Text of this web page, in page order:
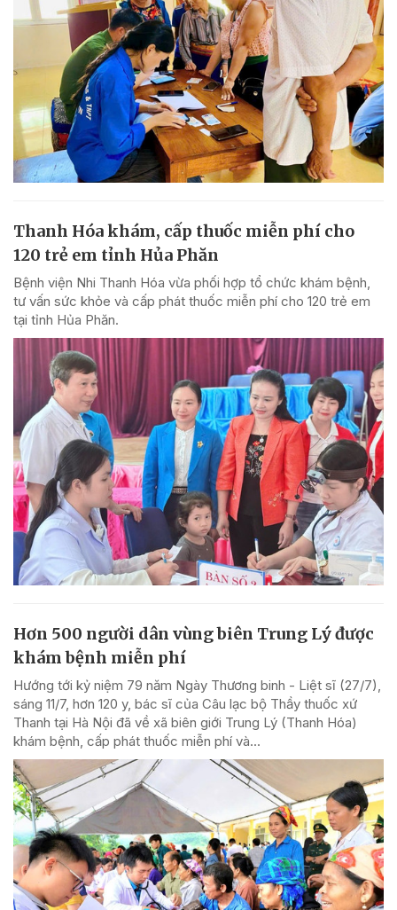
Thanh Hóa khám, cấp thuốc miễn phí cho
120 trẻ em tỉnh Hủa Phăn
Bệnh viện Nhi Thanh Hóa vừa phối hợp tổ chức khám bệnh,
tư vấn sức khỏe và cấp phát thuốc miễn phí cho 120 trẻ em
tại tỉnh Hủa Phăn.
Hơn 500 người dân vùng biên Trung Lý được
khám bệnh miễn phí
Hướng tới kỷ niệm 79 năm Ngày Thương binh - Liệt sĩ (27/7),
sáng 11/7, hơn 120 y, bác sĩ của Câu lạc bộ Thầy thuốc xứ
Thanh tại Hà Nội đã về xã biên giới Trung Lý (Thanh Hóa)
khám bệnh, cấp phát thuốc miễn phí và...